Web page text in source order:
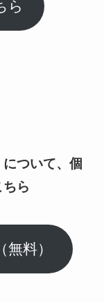
ら
ついて、個
ら
料）